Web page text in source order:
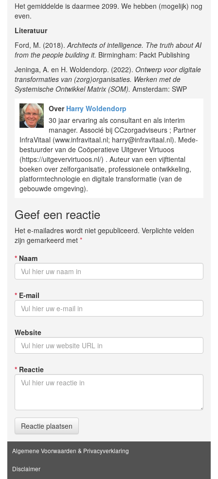
Het gemiddelde is daarmee 2099. We hebben (mogelijk) nog
even.
Literatuur
Ford, M. (2018). Architects of intelligence. The truth about AI
from the people building it. Birmingham: Packt Publishing
Jeninga, A. en H. Woldendorp. (2022). Ontwerp voor digitale
transformaties van (zorg)organisaties. Werken met de
Systemische Ontwikkel Matrix (SOM). Amsterdam: SWP
Over Harry Woldendorp
30 jaar ervaring als consultant en als interim
manager. Associé bij CCzorgadviseurs ; Partner
InfraVitaal (www.infravitaal.nl; harry@infravitaal.nl). Mede-
bestuurder van de Coöperatieve Uitgever Virtuoos
(https://uitgevervirtuoos.nl/) . Auteur van een vijftiental
boeken over zelforganisatie, professionele ontwikkeling,
platformtechnologie en digitale transformatie (van de
gebouwde omgeving).
Geef een reactie
Het e-mailadres wordt niet gepubliceerd. Verplichte velden
zijn gemarkeerd met *
* Naam
* E-mail
Website
* Reactie
Reactie plaatsen
Algemene Voorwaarden & Privacyverklaring
Disclaimer